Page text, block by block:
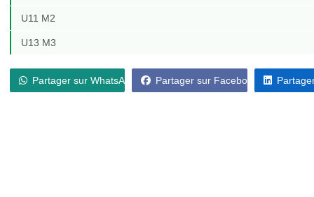
U11 M2
U13 M3
Partager sur WhatsApp Partager sur Facebook